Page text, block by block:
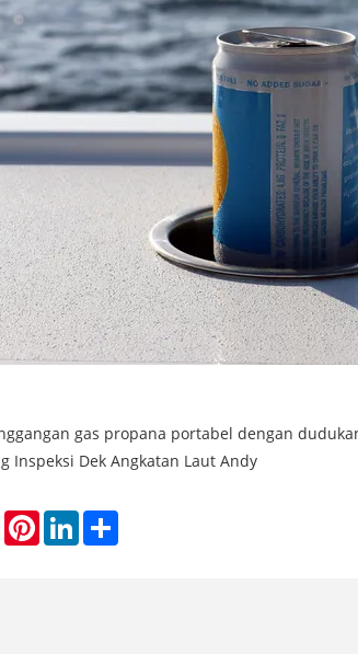
gas propana portabel dengan
Inspeksi Dek Angkatan Laut Andy
WhatsAppPinterestLinkedIn